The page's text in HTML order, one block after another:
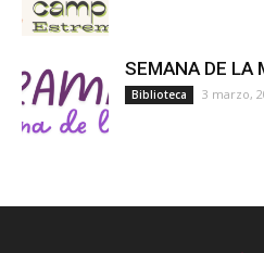
SEMANA DE LA
Biblioteca 3 marzo,